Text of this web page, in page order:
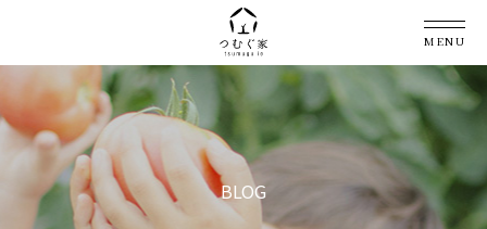
MENU
BLOG